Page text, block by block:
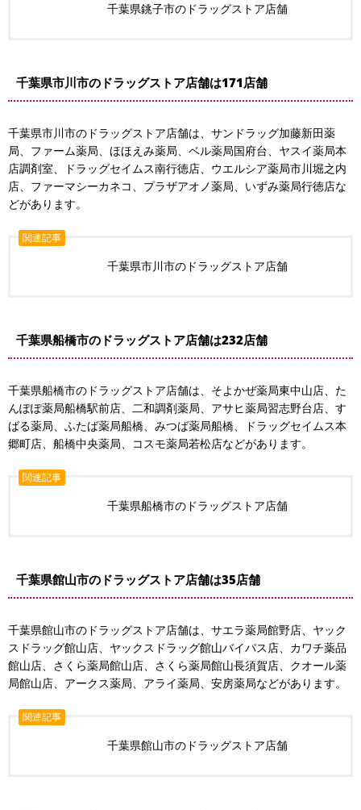
千葉県銚子市のドラッグストア店舗
千葉県市川市のドラッグストア店舗は171店舗
千葉県市川市のドラッグストア店舗は、サンドラッグ加藤新田薬
局、ファーム薬局、ほほえみ薬局、ベル薬局国府台、ヤスイ薬局本
店調剤室、ドラッグセイムス南行徳店、ウエルシア薬局市川堀之内
店、ファーマシーカネコ、プラザアオノ薬局、いずみ薬局行徳店な
どがあります。
関連記事
千葉県市川市のドラッグストア店舗
千葉県船橋市のドラッグストア店舗は232店舗
千葉県船橋市のドラッグストア店舗は、そよかぜ薬局東中山店、た
んぽぽ薬局船橋駅前店、二和調剤薬局、アサヒ薬局習志野台店、す
ばる薬局、ふたば薬局船橋、みつば薬局船橋、ドラッグセイムス本
郷町店、船橋中央薬局、コスモ薬局若松店などがあります。
関連記事
千葉県船橋市のドラッグストア店舗
千葉県館山市のドラッグストア店舗は35店舗
千葉県館山市のドラッグストア店舗は、サエラ薬局館野店、ヤック
スドラッグ館山店、ヤックスドラッグ館山バイパス店、カワチ薬品
館山店、さくら薬局館山店、さくら薬局館山長須賀店、クオール薬
局館山店、アークス薬局、アライ薬局、安房薬局などがあります。
関連記事
千葉県館山市のドラッグストア店舗